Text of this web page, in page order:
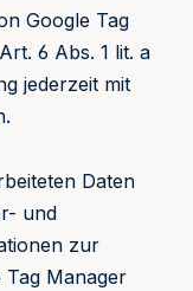
Google Tag
6 Abs. 1 lit. a
jederzeit mit
Daten
und
zur
Tag Manager